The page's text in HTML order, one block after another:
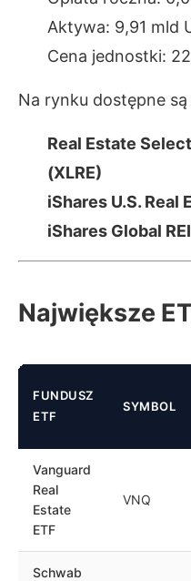
Aktywa: 9,91 mld
Cena jednostki:
Na rynku dostępne
Real Estate
(XLRE)
iShares U.S. Real
iShares Global
Największe
FUNDUSZ
ETF
SYMBOL
Vanguard
Real
Estate
ETF
VNQ
Schwab